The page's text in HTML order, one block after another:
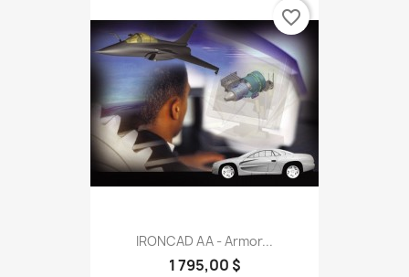
IRONCAD AA - Armor...
1 795,00 $
favorite_border